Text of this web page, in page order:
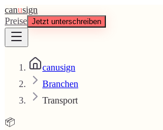
canusign
Preise Jetzt unterschreiben
canusign
Branchen
Transport
📦